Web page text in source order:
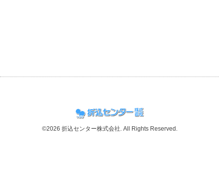
©2026 折込センター株式会社 . All Rights Reserved.